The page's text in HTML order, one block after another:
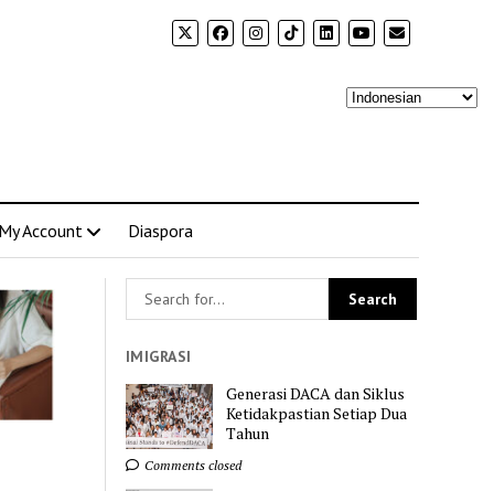
My Account Diaspora
IMIGRASI
Generasi DACA dan Siklus
Ketidakpastian Setiap Dua
Tahun
Comments closed